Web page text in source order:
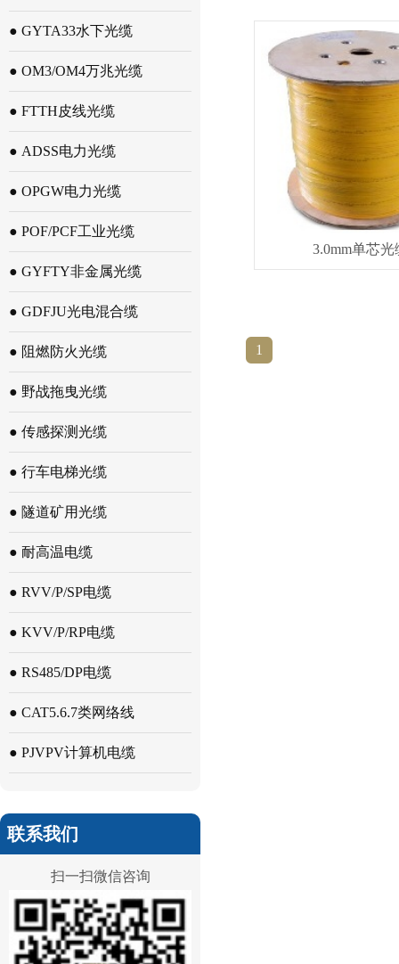
● GYTA33水下光缆
● OM3/OM4万兆光缆
● FTTH皮线光缆
● ADSS电力光缆
● OPGW电力光缆
● POF/PCF工业光缆
● GYFTY非金属光缆
● GDFJU光电混合缆
● 阻燃防火光缆
● 野战拖曳光缆
● 传感探测光缆
● 行车电梯光缆
● 隧道矿用光缆
● 耐高温电缆
● RVV/P/SP电缆
● KVV/P/RP电缆
● RS485/DP电缆
● CAT5.6.7类网络线
● PJVPV计算机电缆
联系我们
扫一扫微信咨询
3.0mm单芯光
1